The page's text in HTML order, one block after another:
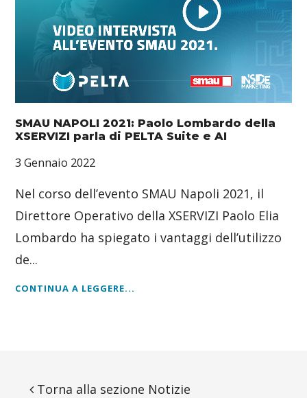
SMAU NAPOLI 2021: Paolo Lombardo della
XSERVIZI parla di PELTA Suite e AI
3 Gennaio 2022
Nel corso dell’evento SMAU Napoli 2021, il
Direttore Operativo della XSERVIZI Paolo Elia
Lombardo ha spiegato i vantaggi dell’utilizzo
de...
CONTINUA A LEGGERE...
Torna alla sezione Notizie